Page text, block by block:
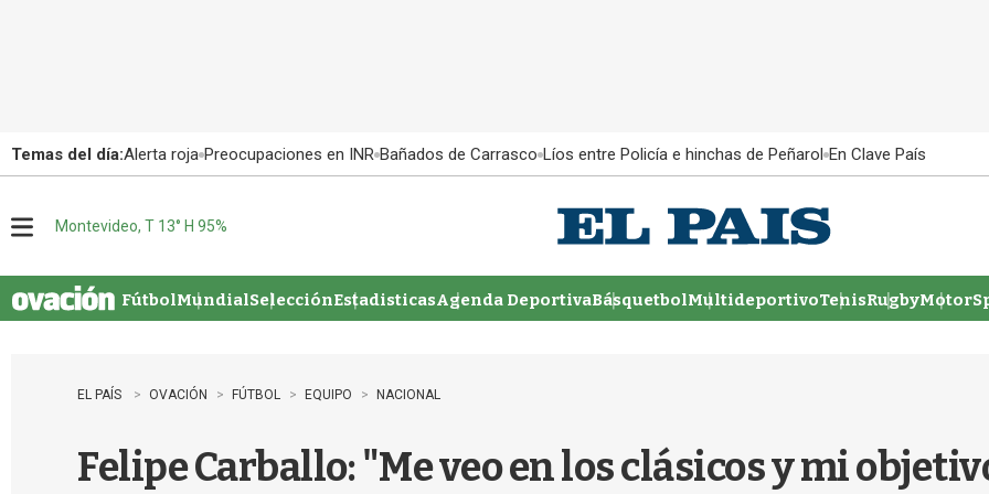
Temas del día:Alerta roja Preocupaciones en INR Bañados de Carrasco Líos entre Policía e hinchas de Peñarol En Clave País
u
Montevideo, T 13° H 95%
FútbolMundialSelecciónEstadisticasAgenda DeportivaBásquetbolMultideportivoTenisRugby
EL PAÍS OVACIÓN FÚTBOL EQUIPO NACIONAL
Felipe Carballo: "Me veo en los clásicos y mi